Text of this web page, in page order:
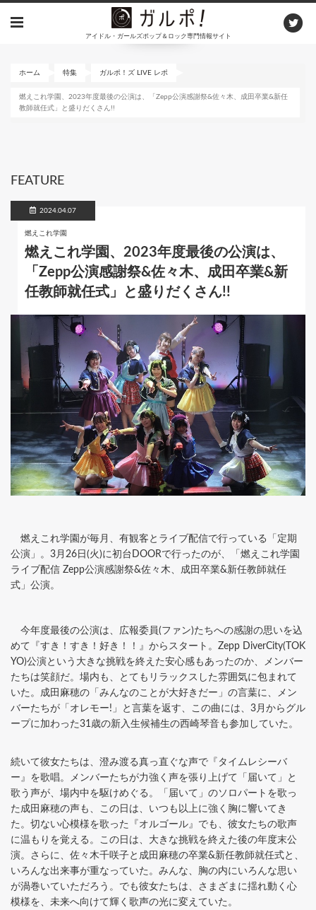
アイドル・ガールズポップ＆ロック専門情報サイト
ホーム 特集 ガルポ！ズ LIVE レポ
燃えこれ学園、2023年度最後の公演は、「Zepp公演感謝祭&佐々木、成田卒業&新任
教師就任式」と盛りだくさん!!
FEATURE
2024.04.07
燃えこれ学園
燃えこれ学園、2023年度最後の公演は、
「Zepp公演感謝祭&佐々木、成田卒業&新
任教師就任式」と盛りだくさん!!
燃えこれ学園が毎月、有観客とライブ配信で行っている「定期
公演」。3月26日(火)に初台DOORで行ったのが、「燃えこれ学園
ライブ配信 Zepp公演感謝祭&佐々木、成田卒業&新任教師就任
式」公演。
今年度最後の公演は、広報委員(ファン)たちへの感謝の思いを込
めて『すき！すき！好き！！』からスタート。Zepp DiverCity(TOK
YO)公演という大きな挑戦を終えた安心感もあったのか、メンバー
たちは笑顔だ。場内も、とてもリラックスした雰囲気に包まれて
いた。成田麻穂の「みんなのことが大好きだー」の言葉に、メン
バーたちが「オレモー!」と言葉を返す、この曲には、3月からグル
ープに加わった31歳の新入生候補生の西崎琴音も参加していた。
続いて彼女たちは、澄み渡る真っ直ぐな声で『タイムレシーバ
ー』を歌唱。メンバーたちが力強く声を張り上げて「届いて」と
歌う声が、場内中を駆けめぐる。「届いて」のソロパートを歌っ
た成田麻穂の声も、この日は、いつも以上に強く胸に響いてき
た。切ない心模様を歌った『オルゴール』でも、彼女たちの歌声
に温もりを覚える。この日は、大きな挑戦を終えた後の年度末公
演。さらに、佐々木千咲子と成田麻穂の卒業&新任教師就任式と、
いろんな出来事が重なっていた。みんな、胸の内にいろんな思い
が渦巻いていただろう。でも彼女たちは、さまざまに揺れ動く心
模様を、未来へ向けて輝く歌声の光に変えていた。